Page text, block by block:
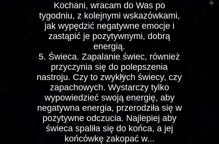
Kochani, wracam do Was po
tygodniu, z kolejnymi wskazówkami,
jak wypędzić negatywne emocje i
zastąpić je pozytywnymi, dobrą
energią.
5. Świeca. Zapalanie świec, również
przyczynia się do polepszenia
nastroju. Czy to zwykłych świecy, czy
zapachowych. Wystarczy tylko
wypowiedzieć swoją energię, aby
negatywna energia, przerodziła się w
pozytywne odczucia. Najlepiej aby
świeca spaliła się do końca, a jej
końcówkę zakopać w...